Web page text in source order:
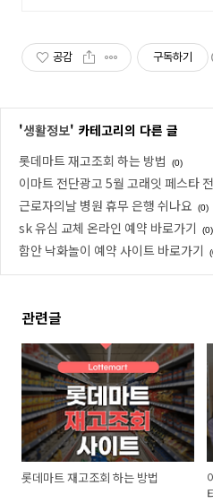
공감 구독하기
'생활정보' 카테고리의 다른 글
롯데마트 재고조회 하는 방법
(0)
이마트 전단광고 5월 고래잇 페스타
근로자의날 병원 휴무 은행 쉬나요 (0)
sk 유심 교체 온라인 예약 바로가기 (0)
함안 낙화놀이 예약 사이트 바로가기
관련글
롯데마트 재고조회 하는 방법